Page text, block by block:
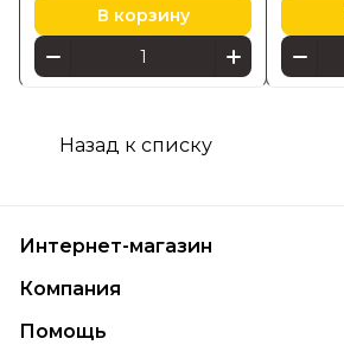
В корзину
Назад к списку
Интернет-магазин
Компания
Помощь